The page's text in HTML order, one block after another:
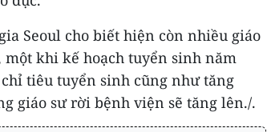
Seoul cho biết hiện còn nhiều giáo
khi kế hoạch tuyển sinh năm
tiêu tuyển sinh cũng như tăng
giáo sư rời bệnh viện sẽ tăng lên./.